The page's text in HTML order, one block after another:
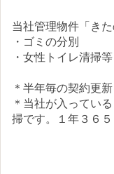
当社管理物件「き
・ゴミの分別
・女性トイレ清掃等
＊半年毎の契約更新
＊当社が入ってい
掃です。１年３６５